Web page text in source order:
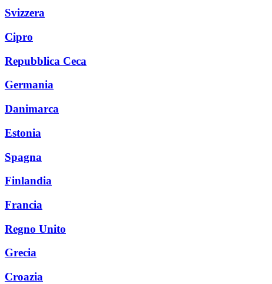
Svizzera
Cipro
Repubblica Ceca
Germania
Danimarca
Estonia
Spagna
Finlandia
Francia
Regno Unito
Grecia
Croazia